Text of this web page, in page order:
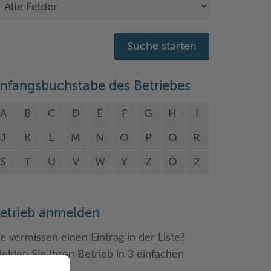
des Betriebes
A B C D E F G H
J K L M N O P Q R
S T U V W Y Z Ö 2
anmelden
vermissen einen Eintrag in der Liste?
Sie Ihren Betrieb in 3 einfachen